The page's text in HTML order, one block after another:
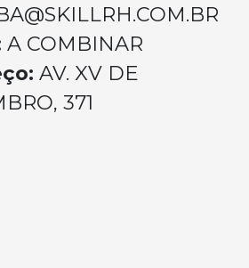
A COMBINAR
AV. XV DE
371